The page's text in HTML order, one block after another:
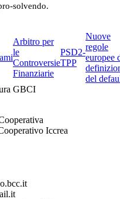
solvendo.
Arbitro per
le
Controversie
Finanziarie
PSD2-
TPP
Nuove
regole
europee
del
Iccrea